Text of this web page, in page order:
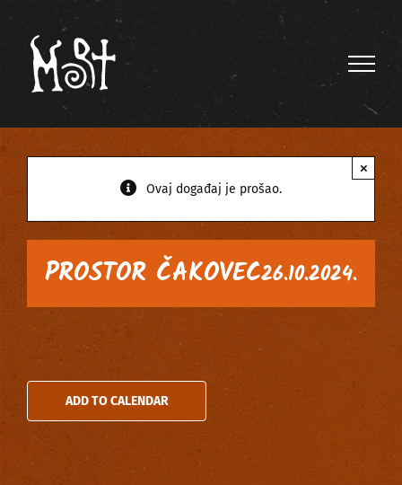
content
Ovaj događaj je prošao.
×
PROSTOR ČAKOVEC26.10.2024.
ADD TO CALENDAR